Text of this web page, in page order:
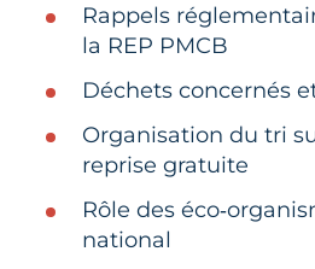
Rappels
la REP PMCB
Déchets concernés
Organisation du tri
reprise gratuite
Rôle des
national